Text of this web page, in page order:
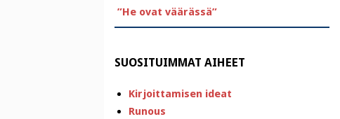
”He ovat väärässä”
SUOSITUIMMAT AIHEET
Kirjoittamisen ideat
Runous